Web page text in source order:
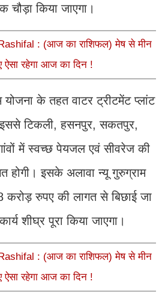
किया जाएगा।
: (आज का राशिफल) मेष से मीन
ऐसा रहेगा आज का दिन !
योजना के तहत वाटर ट्रीटमेंट प्लांट
इससे टिकली, हसनपुर, सकतपुर,
में स्वच्छ पेयजल एवं सीवरेज की
होगी। इसके अलावा न्यू गुरुग्राम
रुपए की लागत से बिछाई जा
शीघ्र पूरा किया जाएगा।
: (आज का राशिफल) मेष से मीन
ऐसा रहेगा आज का दिन !